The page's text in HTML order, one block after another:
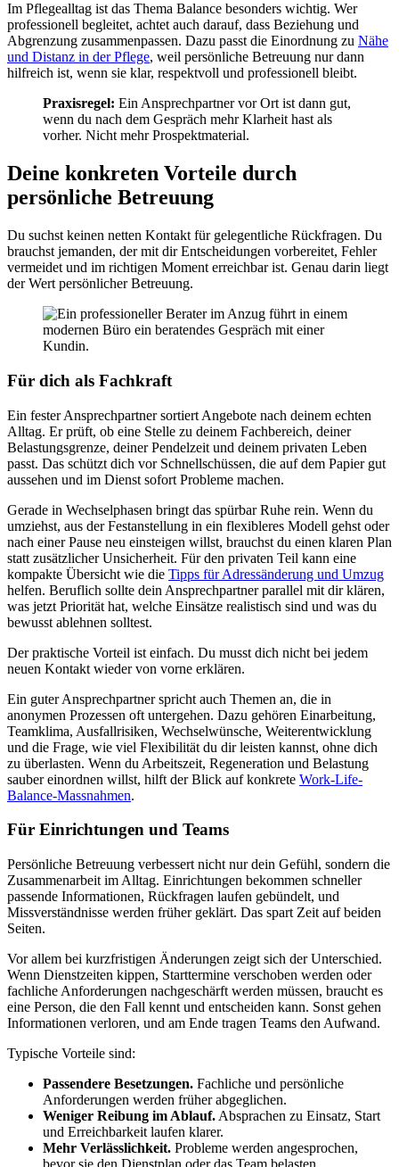
Im Pflegealltag ist das Thema Balance besonders wichtig. Wer
professionell begleitet, achtet auch darauf, dass Beziehung und
Abgrenzung zusammenpassen. Dazu passt die Einordnung zu Nähe
und Distanz in der Pflege, weil persönliche Betreuung nur dann
hilfreich ist, wenn sie klar, respektvoll und professionell bleibt.
Praxisregel: Ein Ansprechpartner vor Ort ist dann gut,
wenn du nach dem Gespräch mehr Klarheit hast als
vorher. Nicht mehr Prospektmaterial.
Deine konkreten Vorteile durch
persönliche Betreuung
Du suchst keinen netten Kontakt für gelegentliche Rückfragen. Du
brauchst jemanden, der mit dir Entscheidungen vorbereitet, Fehler
vermeidet und im richtigen Moment erreichbar ist. Genau darin liegt
der Wert persönlicher Betreuung.
Für dich als Fachkraft
Ein fester Ansprechpartner sortiert Angebote nach deinem echten
Alltag. Er prüft, ob eine Stelle zu deinem Fachbereich, deiner
Belastungsgrenze, deiner Pendelzeit und deinem privaten Leben
passt. Das schützt dich vor Schnellschüssen, die auf dem Papier gut
aussehen und im Dienst sofort Probleme machen.
Gerade in Wechselphasen bringt das spürbar Ruhe rein. Wenn du
umziehst, aus der Festanstellung in ein flexibleres Modell gehst oder
nach einer Pause neu einsteigen willst, brauchst du einen klaren Plan
statt zusätzlicher Unsicherheit. Für den privaten Teil kann eine
kompakte Übersicht wie die Tipps für Adressänderung und Umzug
helfen. Beruflich sollte dein Ansprechpartner parallel mit dir klären,
was jetzt Priorität hat, welche Einsätze realistisch sind und was du
bewusst ablehnen solltest.
Der praktische Vorteil ist einfach. Du musst dich nicht bei jedem
neuen Kontakt wieder von vorne erklären.
Ein guter Ansprechpartner spricht auch Themen an, die in
anonymen Prozessen oft untergehen. Dazu gehören Einarbeitung,
Teamklima, Ausfallrisiken, Wechselwünsche, Weiterentwicklung
und die Frage, wie viel Flexibilität du dir leisten kannst, ohne dich
zu überlasten. Wenn du Arbeitszeit, Regeneration und Belastung
sauber einordnen willst, hilft der Blick auf konkrete Work-Life-
Balance-Massnahmen.
Für Einrichtungen und Teams
Persönliche Betreuung verbessert nicht nur dein Gefühl, sondern die
Zusammenarbeit im Alltag. Einrichtungen bekommen schneller
passende Informationen, Rückfragen laufen gebündelt, und
Missverständnisse werden früher geklärt. Das spart Zeit auf beiden
Seiten.
Vor allem bei kurzfristigen Änderungen zeigt sich der Unterschied.
Wenn Dienstzeiten kippen, Starttermine verschoben werden oder
fachliche Anforderungen nachgeschärft werden müssen, braucht es
eine Person, die den Fall kennt und entscheiden kann. Sonst gehen
Informationen verloren, und am Ende tragen Teams den Aufwand.
Typische Vorteile sind:
Passendere Besetzungen. Fachliche und persönliche
Anforderungen werden früher abgeglichen.
Weniger Reibung im Ablauf. Absprachen zu Einsatz, Start
und Erreichbarkeit laufen klarer.
Mehr Verlässlichkeit. Probleme werden angesprochen,
bevor sie den Dienstplan oder das Team belasten.